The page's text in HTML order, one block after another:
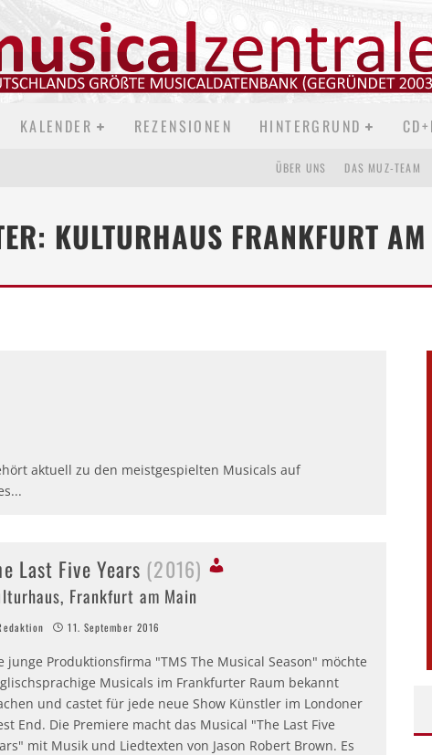
KALENDER REZENSIONEN HINTERGRUND
ÜBER UNS DAS MUZ-TEAM
KULTURHAUS FRANKFURT
aktuell zu den meistgespielten Musicals auf
...
Last Five Years (2016)
Frankfurt am Main
11. September 2016
junge Produktionsfirma "TMS The Musical Season" möchte
Musicals im Frankfurter Raum bekannt
und castet für jede neue Show Künstler im Londoner
End. Die Premiere macht das Musical "The Last Five
mit Musik und Liedtexten von Jason Robert Brown. Es